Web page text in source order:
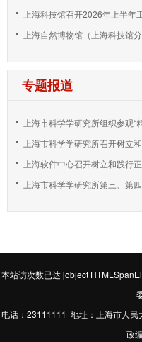
上海科技馆召开2026年上半年
上海自然博物馆（上海科技馆
专题报道
上海市科学学研究所组织参观
上海市科学学研究所召开树立
上海软件中心召开树立和践行
上海市科学学研究所第三、第
本站访次数已达[object
电话：23111111 地址：上海市人
政